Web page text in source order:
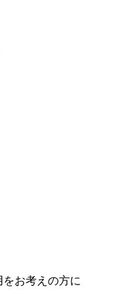
お考えの方に